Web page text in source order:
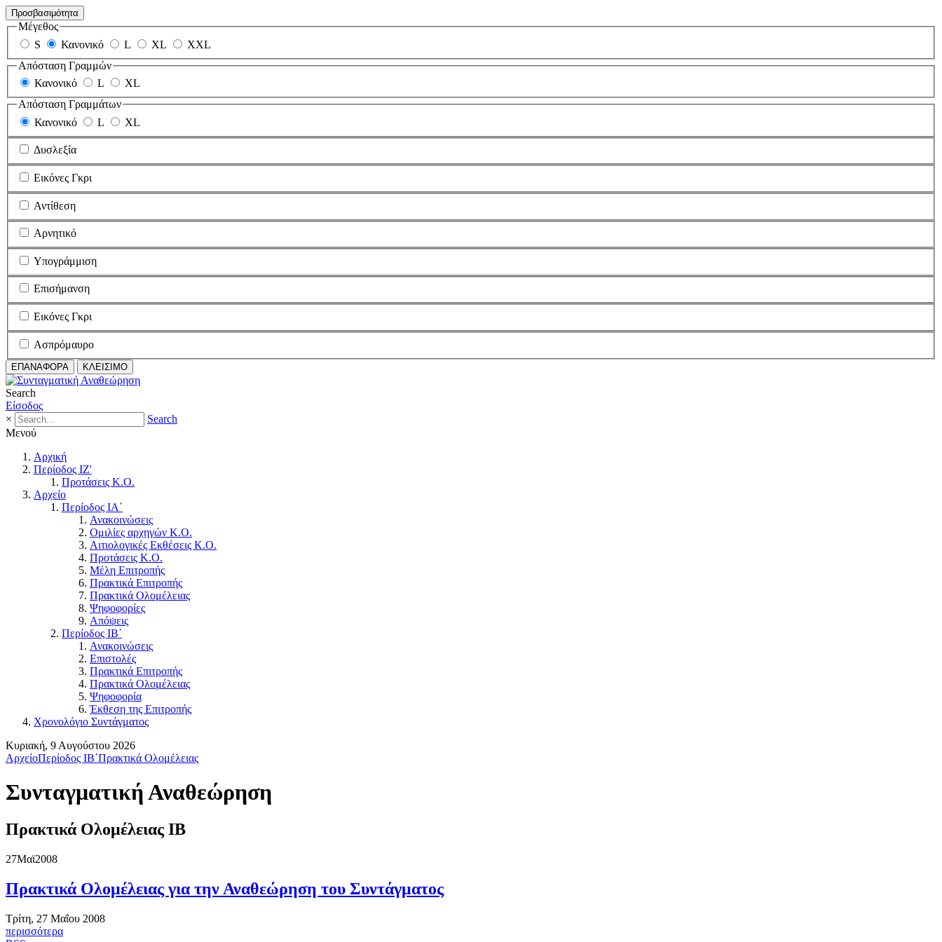
Προσβασιμότητα
Μέγεθος
S
Κανονικό L XL
XXL
Απόσταση Γραμμών
Κανονικό
L
XL
Απόσταση Γραμμάτων
Κανονικό
L XL
Δυσλεξία
Εικόνες Γκρι
Αντίθεση
Αρνητικό
Υπογράμμιση
Επισήμανση
Εικόνες Γκρι
Ασπρόμαυρο
ΕΠΑΝΑΦΟΡΑ ΚΛΕΙΣΙΜΟ
Search
Είσοδος
×
Search
Μενού
Αρχική
Περίοδος ΙΖ'
Προτάσεις Κ.Ο.
Αρχείο
Περίοδος ΙΑ΄
Ανακοινώσεις
Ομιλίες αρχηγών Κ.Ο.
Αιτιολογικές Εκθέσεις Κ.Ο.
Προτάσεις Κ.Ο.
Μέλη Επιτροπής
Πρακτικά Επιτροπής
Πρακτικά Ολομέλειας
Ψηφοφορίες
Απόψεις
Περίοδος ΙΒ΄
Ανακοινώσεις
Επιστολές
Πρακτικά Επιτροπής
Πρακτικά Ολομέλειας
Ψηφοφορία
Έκθεση της Επιτροπής
Χρονολόγιο Συντάγματος
Κυριακή, 9 Αυγούστου 2026
ΑρχείοΠερίοδος ΙΒ΄Πρακτικά Ολομέλειας
Συνταγματική Αναθεώρηση
Πρακτικά Ολομέλειας ΙΒ
27Μαϊ2008
Πρακτικά Ολομέλειας για την Αναθεώρηση του Συντάγματος
Τρίτη, 27 Μαΐου 2008
περισσότερα